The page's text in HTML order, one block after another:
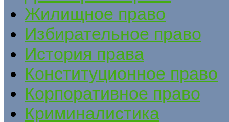
Жилищное право
Избирательное право
История права
Конституционное право
Корпоративное право
Криминалистика